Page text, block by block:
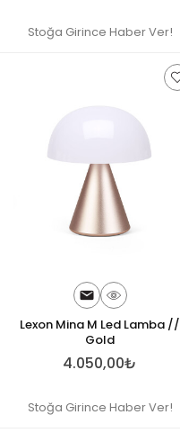
Stoğa Girince Haber Ver!
Lexon Mina M Led Lamba //
Gold
4.050,00₺
Stoğa Girince Haber Ver!